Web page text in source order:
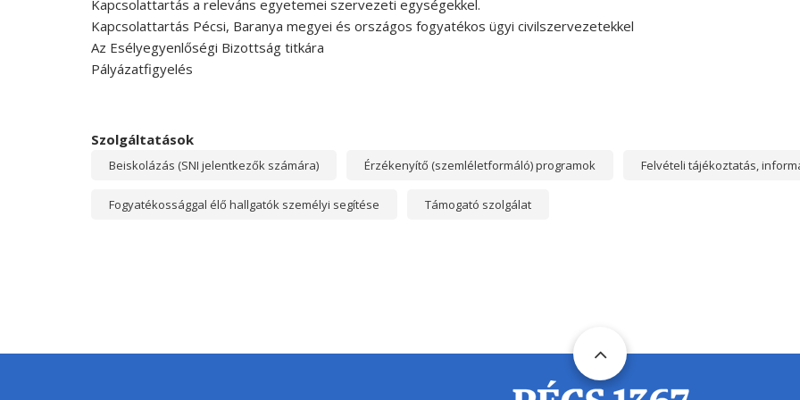
Kapcsolattartás a releváns egyetemei szervezeti egységekkel.
Kapcsolattartás Pécsi, Baranya megyei és országos fogyatékos ügyi civilszervezetekkel
Az Esélyegyenlőségi Bizottság titkára
Pályázatfigyelés
Szolgáltatások
Beiskolázás (SNI jelentkezők számára) Érzékenyítő (szemléletformáló) programok Felvételi tájékoztatás,
Fogyatékossággal élő hallgatók személyi segítése Támogató szolgálat